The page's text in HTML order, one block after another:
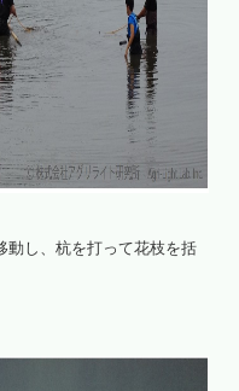
動し、杭を打って花枝を括